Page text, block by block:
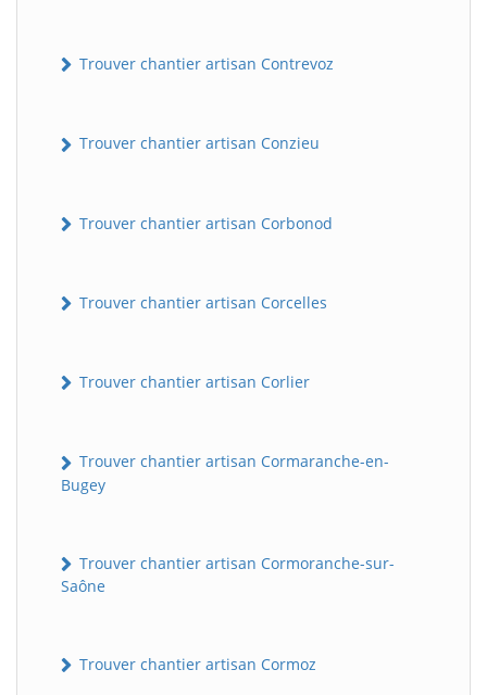
Trouver chantier artisan Contrevoz
Trouver chantier artisan Conzieu
Trouver chantier artisan Corbonod
Trouver chantier artisan Corcelles
Trouver chantier artisan Corlier
Trouver chantier artisan Cormaranche-en-
Bugey
Trouver chantier artisan Cormoranche-sur-
Saône
Trouver chantier artisan Cormoz
BatiWebPro
Assistant en ligne